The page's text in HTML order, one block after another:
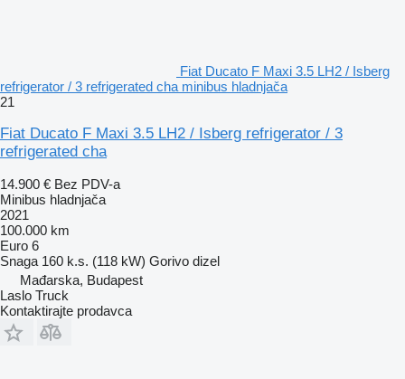
Fiat Ducato F Maxi 3.5 LH2 / Isberg
refrigerator / 3 refrigerated cha minibus hladnjača
21
Fiat Ducato F Maxi 3.5 LH2 / Isberg refrigerator / 3
refrigerated cha
14.900 € Bez PDV-a
Minibus hladnjača
2021
100.000 km
Euro 6
Snaga 160 k.s. (118 kW) Gorivo dizel
Mađarska, Budapest
Laslo Truck
Kontaktirajte prodavca